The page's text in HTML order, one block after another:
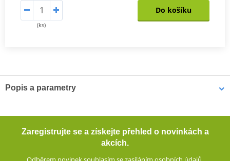
(ks)
Do košíku
Popis a parametry
Materiálová směs: 55 % polyester, 35 % kůže, 5 % elastan, 5 %
polyuretan
Zaregistrujte se a získejte přehled o novinkách a
akcích.